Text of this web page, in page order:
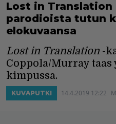
Lost in
parodioista tutun
elokuvaansa
Lost in Translation -
Coppola/Murray
kimpussa.
KUVAPUTKI 14.4.2019 12:22